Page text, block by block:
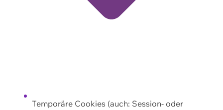
Temporäre Cookies (auch: Session- oder